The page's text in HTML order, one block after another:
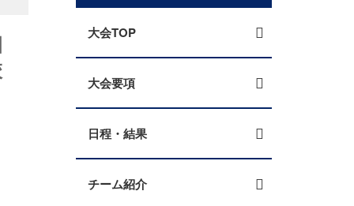
大会TOP
大会要項
日程・結果
チーム紹介